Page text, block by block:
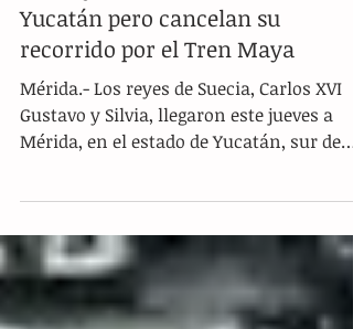
Los Reyes de Suecia visitan
Yucatán pero cancelan su
recorrido por el Tren Maya
Mérida, en el estado de Yucatán, sur de
México, como...